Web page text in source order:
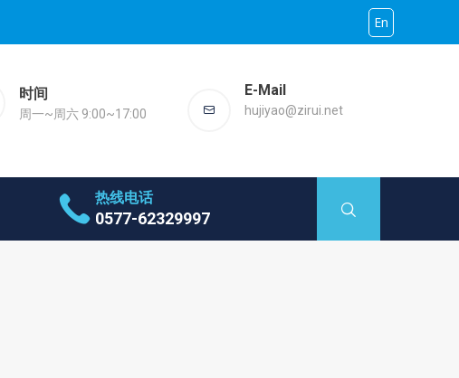
En
时间
周一~周六 9:00~17:00
E-Mail
hujiyao@zirui.net
热线电话
0577-62329997